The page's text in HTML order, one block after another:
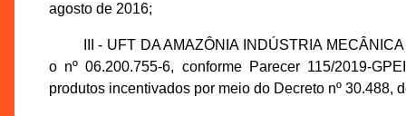
agosto de 2016;
III - UFT DA AMAZÔNIA INDÚSTRIA
o nº 06.200.755-6, conforme Parecer 115/2019-
produtos incentivados por meio do Decreto nº 30.488,